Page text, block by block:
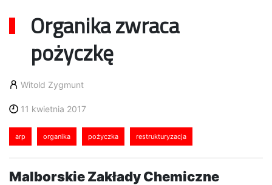
Organika zwraca
pożyczkę
Witold Zygmunt
11 kwietnia 2017
arp organika pożyczka restrukturyzacja
Malborskie Zakłady Chemiczne